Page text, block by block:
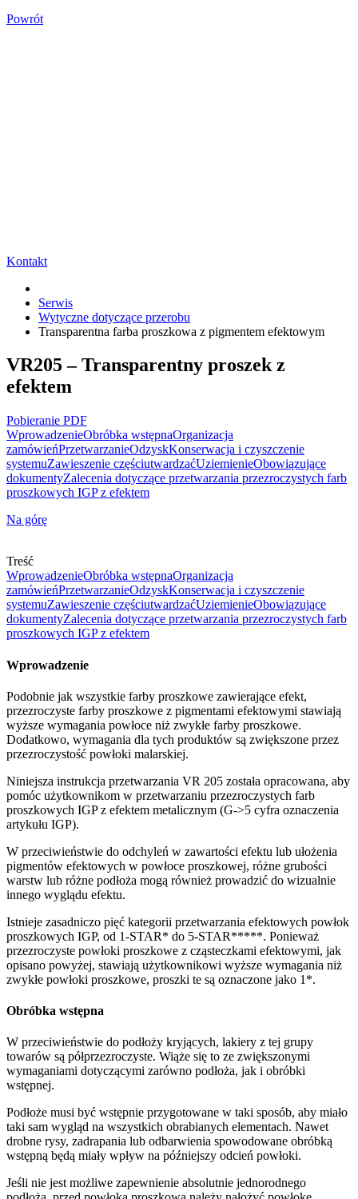
Powrót
Kontakt
Serwis
Wytyczne dotyczące przerobu
Transparentna farba proszkowa z pigmentem efektowym
VR205 – Transparentny proszek z
efektem
Pobieranie PDF
WprowadzenieObróbka wstępnaOrganizacja
zamówieńPrzetwarzanieOdzyskKonserwacja i czyszczenie
systemuZawieszenie częściutwardzaćUziemienieObowiązujące
dokumentyZalecenia dotyczące przetwarzania przezroczystych farb
proszkowych IGP z efektem
Na górę
Treść
WprowadzenieObróbka wstępnaOrganizacja
zamówieńPrzetwarzanieOdzyskKonserwacja i czyszczenie
systemuZawieszenie częściutwardzaćUziemienieObowiązujące
dokumentyZalecenia dotyczące przetwarzania przezroczystych farb
proszkowych IGP z efektem
Wprowadzenie
Podobnie jak wszystkie farby proszkowe zawierające efekt,
przezroczyste farby proszkowe z pigmentami efektowymi stawiają
wyższe wymagania powłoce niż zwykłe farby proszkowe.
Dodatkowo, wymagania dla tych produktów są zwiększone przez
przezroczystość powłoki malarskiej.
Niniejsza instrukcja przetwarzania VR 205 została opracowana, aby
pomóc użytkownikom w przetwarzaniu przezroczystych farb
proszkowych IGP z efektem metalicznym (G->5 cyfra oznaczenia
artykułu IGP).
W przeciwieństwie do odchyleń w zawartości efektu lub ułożenia
pigmentów efektowych w powłoce proszkowej, różne grubości
warstw lub różne podłoża mogą również prowadzić do wizualnie
innego wyglądu efektu.
Istnieje zasadniczo pięć kategorii przetwarzania efektowych powłok
proszkowych IGP, od 1-STAR* do 5-STAR*****. Ponieważ
przezroczyste powłoki proszkowe z cząsteczkami efektowymi, jak
opisano powyżej, stawiają użytkownikowi wyższe wymagania niż
zwykłe powłoki proszkowe, proszki te są oznaczone jako 1*.
Obróbka wstępna
W przeciwieństwie do podłoży kryjących, lakiery z tej grupy
towarów są półprzezroczyste. Wiąże się to ze zwiększonymi
wymaganiami dotyczącymi zarówno podłoża, jak i obróbki
wstępnej.
Podłoże musi być wstępnie przygotowane w taki sposób, aby miało
taki sam wygląd na wszystkich obrabianych elementach. Nawet
drobne rysy, zadrapania lub odbarwienia spowodowane obróbką
wstępną będą miały wpływ na późniejszy odcień powłoki.
Jeśli nie jest możliwe zapewnienie absolutnie jednorodnego